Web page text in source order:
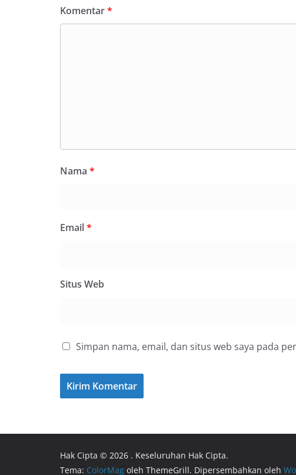
Komentar*
Nama *
Email*
Situs Web
Simpan nama, email, dan situs web saya pada
Hak Cipta © 2026 . Keseluruhan Hak Cipta.
Tema: ColorMag oleh ThemeGrill. Dipersembahkan oleh